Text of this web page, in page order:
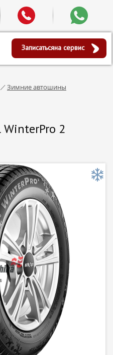
Записатьсяна сервис
Зимние автошины
WinterPro 2